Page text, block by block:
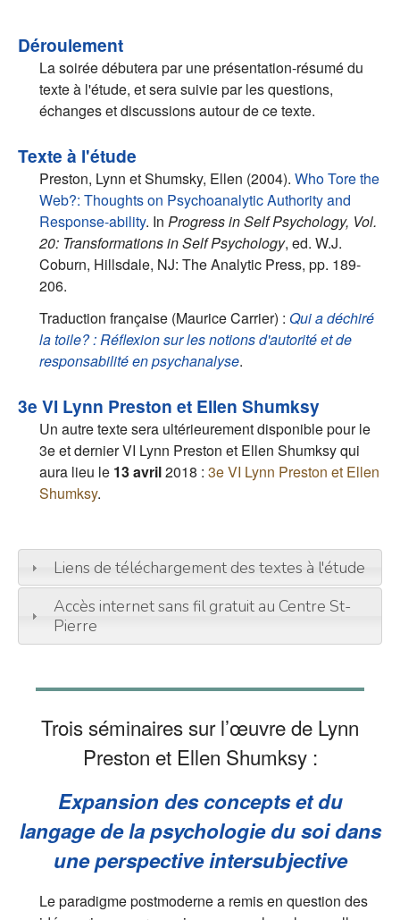
Déroulement
La soirée débutera par une présentation-résumé du
texte à l'étude, et sera suivie par les questions,
échanges et discussions autour de ce texte.
Texte à l'étude
Preston, Lynn et Shumsky, Ellen (2004). Who Tore the
Web?: Thoughts on Psychoanalytic Authority and
Response-ability. In Progress in Self Psychology, Vol.
20: Transformations in Self Psychology, ed. W.J.
Coburn, Hillsdale, NJ: The Analytic Press, pp. 189-
206.
Traduction française (Maurice Carrier) : Qui a déchiré
la toile? : Réflexion sur les notions d'autorité et de
responsabilité en psychanalyse.
3e VI Lynn Preston et Ellen Shumksy
Un autre texte sera ultérieurement disponible pour le
3e et dernier VI Lynn Preston et Ellen Shumksy qui
aura lieu le 13 avril2018 : 3e VI Lynn Preston et Ellen
Shumksy.
Liens de téléchargement des textes à l'étude
Accès internet sans fil gratuit au Centre St-
Pierre
Trois séminaires sur l’œuvre de Lynn
Preston et Ellen Shumksy :
Expansion des concepts et du
langage de la psychologie du soi dans
une perspective intersubjective
Le paradigme postmoderne a remis en question des